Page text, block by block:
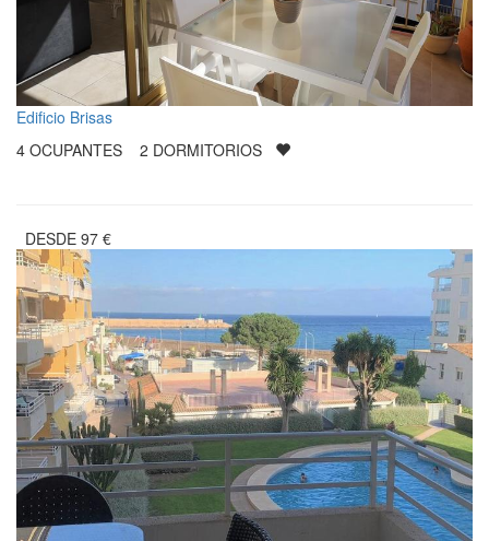
Edificio Brisas
4 OCUPANTES 2 DORMITORIOS
DESDE 97 €